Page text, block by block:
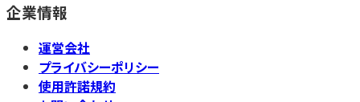
企業情報
運営会社
プライバシーポリシー
使用許諾規約